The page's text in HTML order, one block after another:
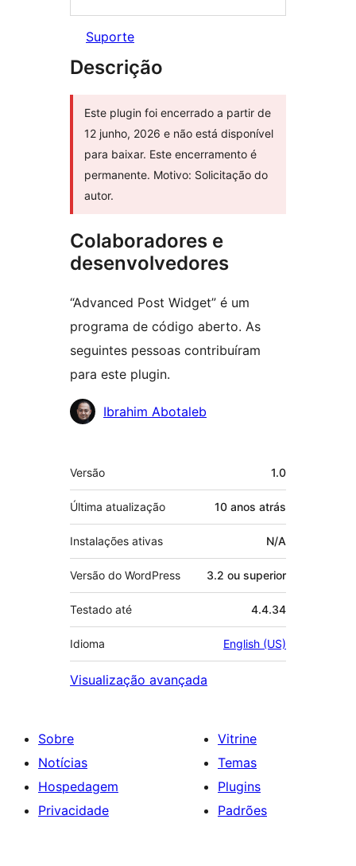
Suporte
Descrição
Este plugin foi encerrado a partir de
12 junho, 2026 e não está disponível
para baixar. Este encerramento é
permanente. Motivo: Solicitação do
autor.
Colaboradores e
desenvolvedores
“Advanced Post Widget” é um
programa de código aberto. As
seguintes pessoas contribuíram
para este plugin.
Colaboradores
Ibrahim Abotaleb
Meta
Versão 1.0
Última atualização 10 anos atrás
Instalações ativas N/A
Versão do WordPress 3.2 ou superior
Testado até 4.4.34
Idioma English (US)
Visualização avançada
Sobre
Notícias
Hospedagem
Privacidade
Vitrine
Temas
Plugins
Padrões